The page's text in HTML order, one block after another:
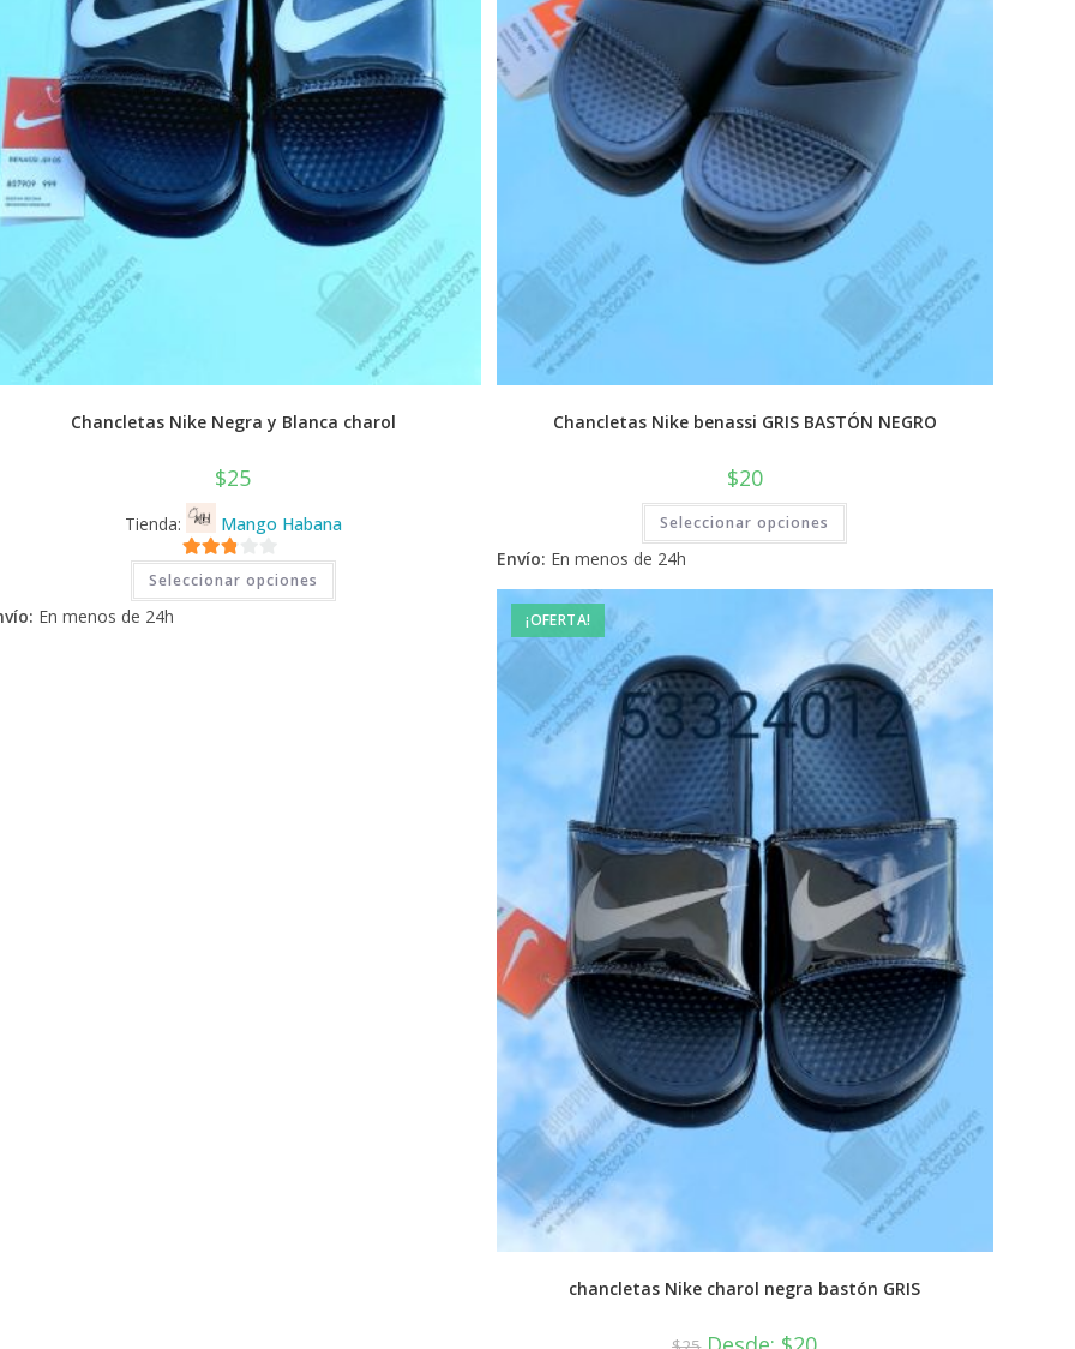
Chancletas Nike Negra y Blanca charol
$25
Tienda: Mango Habana
2.71
de 5
Seleccionar opciones
Este
tiene
En menos de 24h
Chancletas Nike benassi GRIS BASTÓN NEGRO
$20
Seleccionar opciones
Este
tiene
Las
opciones
pueden
elegir
en
la
página
producto
Envío: En menos de 24h
¡OFERTA!
chancletas Nike charol negra bastón GRIS